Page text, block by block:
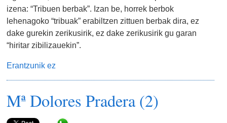
izena: “Tribuen berbak”. Izan be, horrek berbok
lehenagoko “tribuak” erabiltzen zittuen berbak dira, ez
dake gurekin zerikusirik, ez dake zerikusirik gu garan
“hiritar zibilizauekin”.
Erantzunik ez
Mª Dolores Pradera (2)